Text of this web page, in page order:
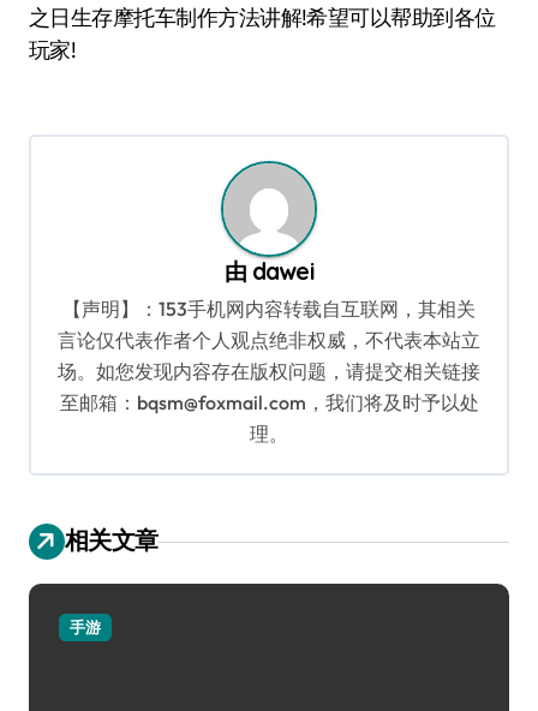
之日生存摩托车制作方法讲解!希望可以帮助到各位
玩家!
由 dawei
【声明】：153手机网内容转载自互联网，其相关
言论仅代表作者个人观点绝非权威，不代表本站立
场。如您发现内容存在版权问题，请提交相关链接
至邮箱：bqsm@foxmail.com，我们将及时予以处
理。
相关文章
手游